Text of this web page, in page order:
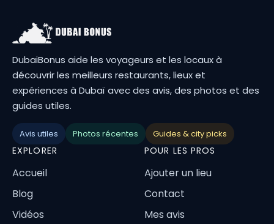
DubaiBonus aide les voyageurs et les locaux à
découvrir les meilleurs restaurants, lieux et
expériences à Dubaï avec des avis, des photos et des
guides utiles.
Avis utiles Photos récentes Guides & city picks
EXPLORER
Accueil
Blog
Vidéos
POUR LES PROS
Ajouter un lieu
Contact
Mes avis